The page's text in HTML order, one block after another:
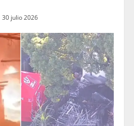
30 julio 2026